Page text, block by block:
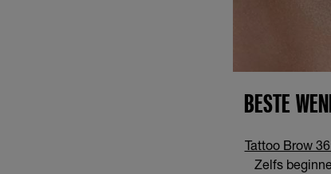
BESTE
Tattoo Brow
Zelfs